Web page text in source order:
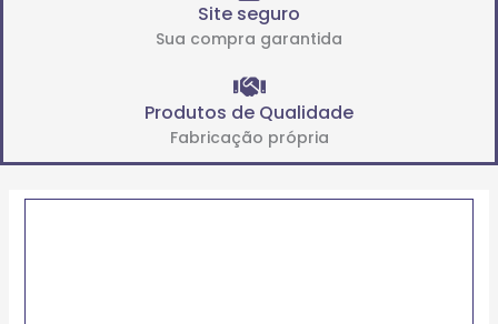
Site seguro
Sua compra garantida
Produtos de Qualidade
Fabricação própria